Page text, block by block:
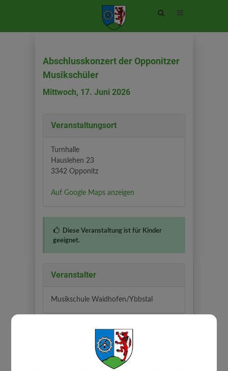
Site
toggle
Abschlusskonzert der Opponitzer
Musikschüler
Mittwoch, 17. Juni 2026
Veranstaltungsort
Turnhalle
Hauslehen 23
3342 Opponitz
Auf Google Maps anzeigen
Diese Veranstaltung ist für Kinder
geeignet.
Veranstalter
Musikschule Waidhofen/Ybbstal